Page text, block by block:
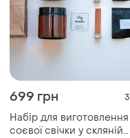
699 грн 3
Набір для виготовлення
соєвої свічки у скляній